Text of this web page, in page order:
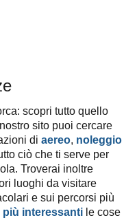
scopri tutto quello
sito puoi cercare
di aereo, noleggio
ciò che ti serve per
Troverai inoltre
luoghi da visitare
e sui percorsi più
più interessanti le cose